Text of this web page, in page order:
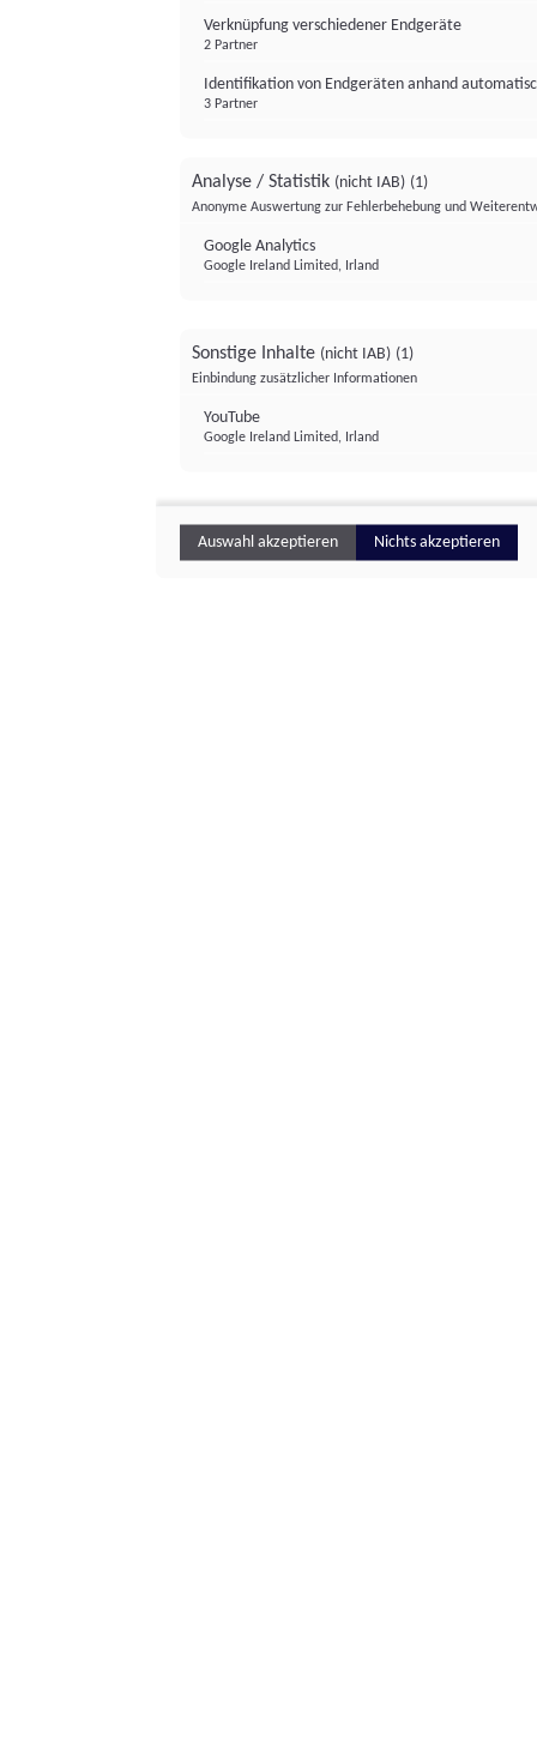
Verknüpfung verschiedener Endgeräte
2 Partner
Identifikation von Endgeräten anhand
3 Partner
Analyse / Statistik (nicht IAB) (1)
Anonyme Auswertung zur Fehlerbehebung und
Google Analytics
Google Ireland Limited, Irland
Sonstige Inhalte (nicht IAB) (1)
Einbindung zusätzlicher Informationen
YouTube
Google Ireland Limited, Irland
Auswahl akzeptieren Nichts akzeptieren